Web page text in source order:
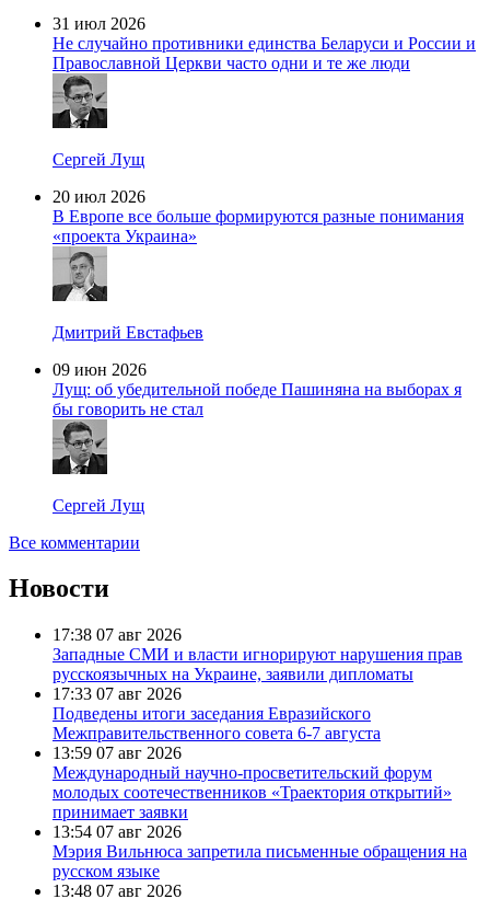
31 июл 2026
Не случайно противники единства Беларуси и России и
Православной Церкви часто одни и те же люди
Сергей Лущ
20 июл 2026
В Европе все больше формируются разные понимания
«проекта Украина»
Дмитрий Евстафьев
09 июн 2026
Лущ: об убедительной победе Пашиняна на выборах я
бы говорить не стал
Сергей Лущ
Все комментарии
Новости
17:38 07 авг 2026
Западные СМИ и власти игнорируют нарушения прав
русскоязычных на Украине, заявили дипломаты
17:33 07 авг 2026
Подведены итоги заседания Евразийского
Межправительственного совета 6-7 августа
13:59 07 авг 2026
Международный научно-просветительский форум
молодых соотечественников «Траектория открытий»
принимает заявки
13:54 07 авг 2026
Мэрия Вильнюса запретила письменные обращения на
русском языке
13:48 07 авг 2026